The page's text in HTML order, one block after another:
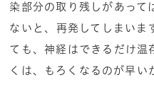
染部分の取り残しがあって
ないと、再発してしまいま
ても、神経はできるだけ温
くは、もろくなるのが早い